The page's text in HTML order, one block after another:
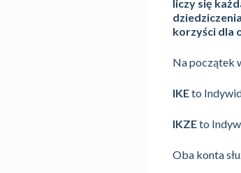
liczy się
korzyści dla
Na początek
IKEto
IKZEto
Oba konta